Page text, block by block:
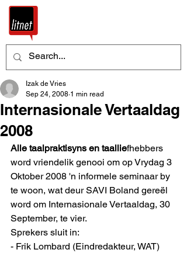
Internasionale Vertaaldag
2008
Izak de Vries
Sep 24, 2008 1 min read
Alle taalpraktisyns en taalliefhebbers
word vriendelik genooi om op Vrydag 3
Oktober 2008 'n informele seminaar by
te woon, wat deur SAVI Boland gereël
word om Internasionale Vertaaldag, 30
September, te vier.
Sprekers sluit in:
- Frik Lombard (Eindredakteur, WAT)